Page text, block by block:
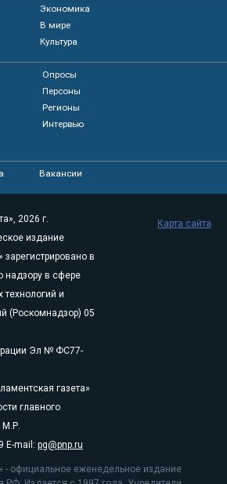
Экономика
В мире
Культура
Опросы
Персоны
Регионы
Интервью
Вакансии
2026 г.
издание
зарегистрировано в
надзору в сфере
и
(Роскомнадзор) 05
Эл № ФС77-
газета»
главного
М.Р.
E-mail: pg@pnp.ru
- официальное еженедельное издание
Карта сайта